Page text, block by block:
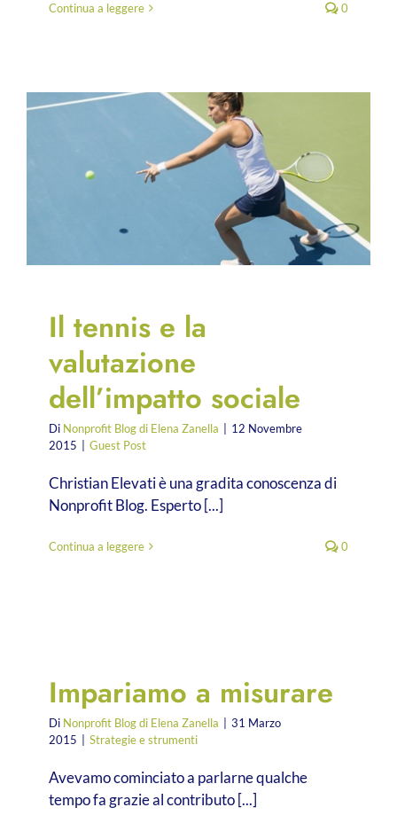
Continua a leggere 0
Il tennis e la
valutazione
dell’impatto sociale
Di Nonprofit Blog di Elena Zanella
12 Novembre
2015
Guest Post
Christian Elevati è una gradita conoscenza di
Nonprofit Blog. Esperto [...]
Continua a leggere 0
Impariamo a misurare
Di Nonprofit Blog di Elena Zanella
31 Marzo
2015
Strategie e strumenti
Avevamo cominciato a parlarne qualche
tempo fa grazie al contributo [...]